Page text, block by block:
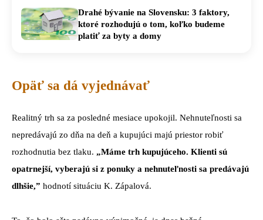
Drahé bývanie na Slovensku: 3 faktory,
ktoré rozhodujú o tom, koľko budeme
platiť za byty a domy
Opäť sa dá vyjednávať
Realitný trh sa za posledné mesiace upokojil. Nehnuteľnosti sa
nepredávajú zo dňa na deň a kupujúci majú priestor robiť
rozhodnutia bez tlaku. „Máme trh kupujúceho. Klienti sú
opatrnejší, vyberajú si z ponuky a nehnuteľnosti sa predávajú
dlhšie,” hodnotí situáciu K. Zápalová.